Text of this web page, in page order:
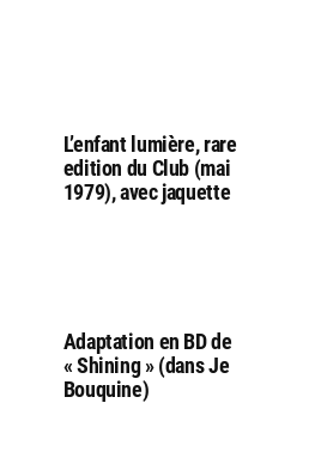
L’enfant lumière, rare
edition du Club (mai
1979), avec jaquette
Adaptation en BD de
« Shining » (dans Je
Bouquine)